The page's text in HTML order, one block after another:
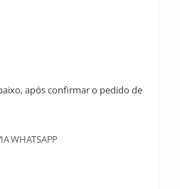
após confirmar o pedido de
WHATSAPP